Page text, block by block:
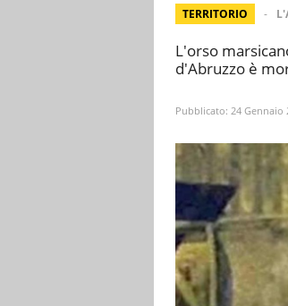
TERRITORIO
L'orso
d'Abruzzo è
Pubblicato: 24 Gennaio